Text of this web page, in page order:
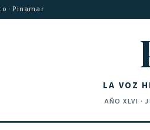
· Pinamar
LA VOZ
AÑOXLVI ·